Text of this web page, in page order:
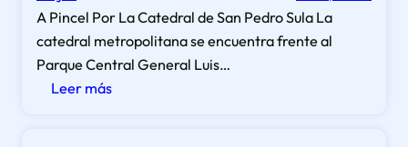
n
H
o
n
u
l
A Pincel Por La Catedral de San Pedro Sula La
catedral metropolitana se encuentra frente al
Parque Central General Luis…
Leer más: